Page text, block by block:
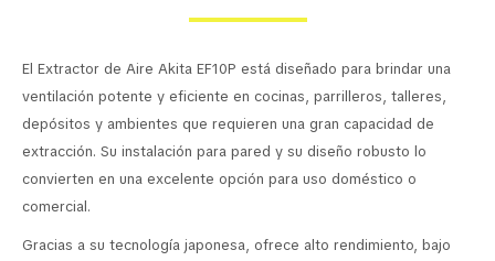
El Extractor de Aire Akita EF10P está diseñado para brindar una
ventilación potente y eficiente en cocinas, parrilleros, talleres,
depósitos y ambientes que requieren una gran capacidad de
extracción. Su instalación para pared y su diseño robusto lo
convierten en una excelente opción para uso doméstico o
comercial.
Gracias a su tecnología japonesa, ofrece alto rendimiento, bajo